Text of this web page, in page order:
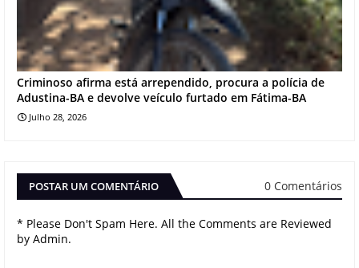
Criminoso afirma está arrependido, procura a polícia de
Adustina-BA e devolve veículo furtado em Fátima-BA
Julho 28, 2026
POSTAR UM COMENTÁRIO 0 Comentários
* Please Don't Spam Here. All the Comments are Reviewed
by Admin.